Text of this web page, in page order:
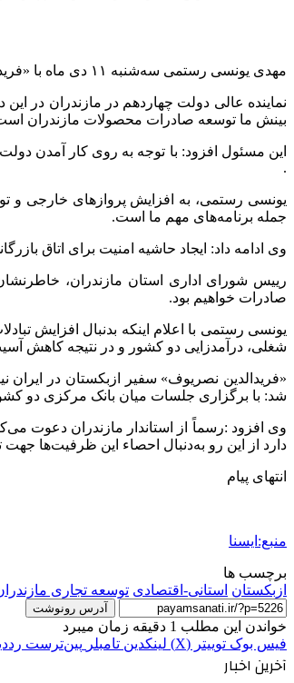
مهدی یونسی رستمی سه‌شنبه ۱۱ دی ماه با «فریدالدین نصریوف» سفیر ازبکستان در ایران پیرامون افزایش تبادلات تجاری و اقتصادی، گردشگری دیدار و گفت‌وگو کردند.
نماینده عالی دولت چهاردهم در مازندران در
بینش ما توسعه صادرات محصولات مازندران
این مسئول افزود: با توجه به روی کار آمدن
.
یونسی رستمی، به افزایش پروازهای خارجی و
جمله برنامه‌های مهم ما است.
وی ادامه داد: ایجاد حاشیه امنیت برای اتاق
صادرات خواهیم بود.
یونسی رستمی با اعلام اینکه بدنبال افزایش
شغلی، درآمدزایی دو کشور و در نتیجه کاهش
«فریدالدین نصریوف» سفیر ازبکستان در ایران
شد: با برگزاری جلسات میان بانک مرکزی دو
وی افزود :رسماً از استاندار مازندران دعوت
دارد از این رو به‌دنبال احصاء این ظرفیت‌ها
انتهای پیام
منبع:ایسنا
برچسب ها
ازبكستان استانی-اقتصادی توسعه تجاری
آدرس رونوشت
خواندن این مطلب 1 دقیقه زمان میبرد
فیس بوک توییتر (X) لینکدین ‫تامبلر ‫پین‌ترست
آخرین اخبار